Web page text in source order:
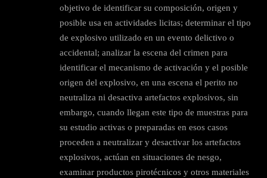
objetivo de identificar su composición, origen y
posible usa en actividades licitas; determinar el tipo
de explosivo utilizado en un evento delictivo o
accidental; analizar la escena del crimen para
identificar el mecanismo de activación y el posible
origen del explosivo, en una escena el perito no
neutraliza ni desactiva artefactos explosivos, sin
embargo, cuando llegan este tipo de muestras para
su estudio activas o preparadas en esos casos
proceden a neutralizar y desactivar los artefactos
explosivos, actúan en situaciones de nesgo,
examinar productos pirotécnicos y otros materiales